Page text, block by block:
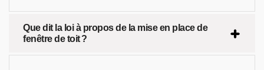
Que dit la loi à propos de la mise en place de
fenêtre de toit ?